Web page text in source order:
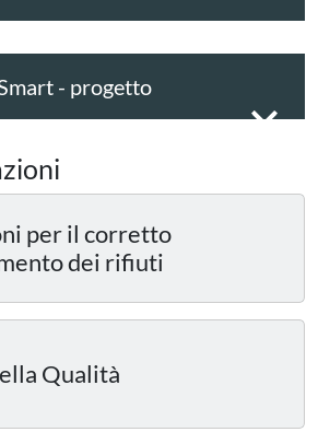
- progetto
per il corretto
dei rifiuti
Qualità